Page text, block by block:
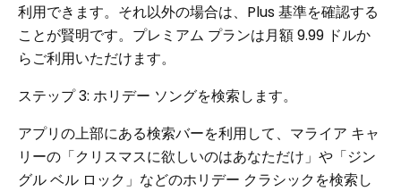
利用できます。それ以外の場合は、Plus 基準を確認する
ことが賢明です。プレミアム プランは月額 9.99 ドルか
らご利用いただけます。
ステップ 3: ホリデー ソングを検索します。
アプリの上部にある検索バーを利用して、マライア キャ
リーの「クリスマスに欲しいのはあなただけ」や「ジン
グル ベル ロック」などのホリデー クラシックを検索し